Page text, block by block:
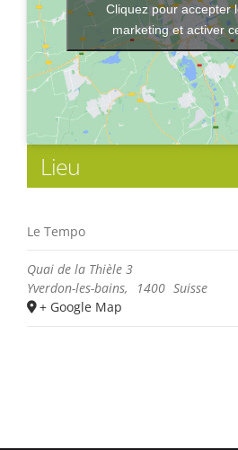
Lieu
Le Tempo
Quai de la Thièle 3
Yverdon-les-bains, 1400 Suisse
+ Google Map
Cliquez pour accepter
marketing et activer